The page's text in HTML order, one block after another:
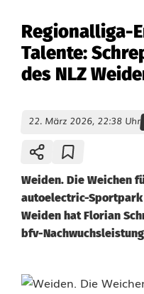
Regionalliga-
Talente:
des NLZ
22. März 2026, 22:38 Uhr
Weiden. Die Weichen
autoelectric-Sportpark
Weiden hat Florian
bfv-